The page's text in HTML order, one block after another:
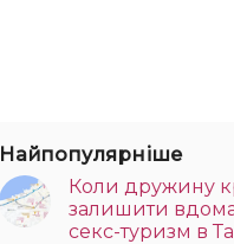
Найпопулярніше
Коли дружину
залишити
секс-туризм в